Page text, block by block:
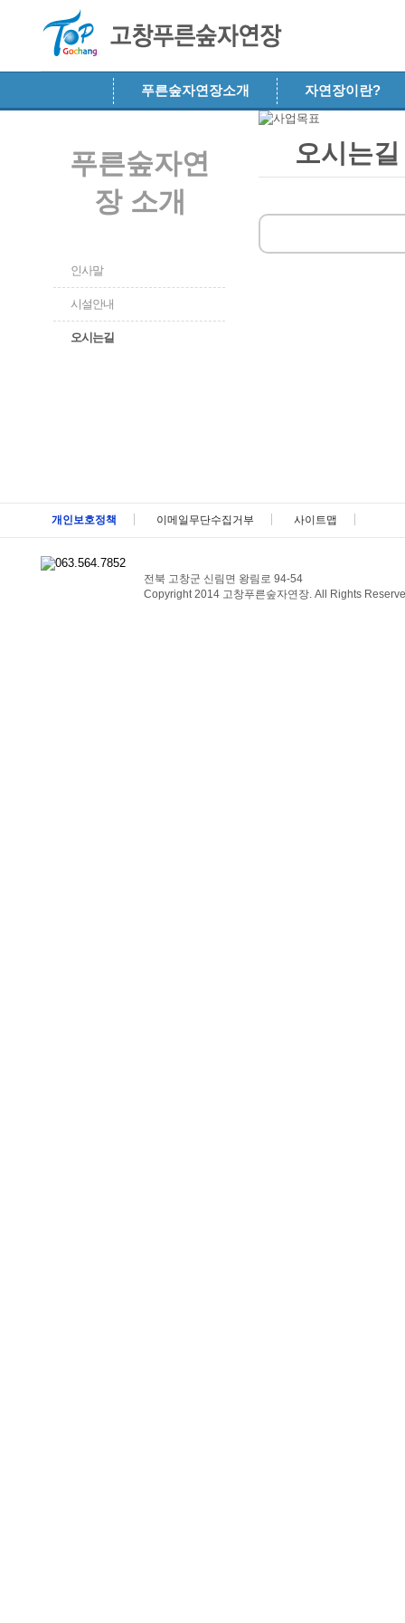
푸른숲자연장소개 자연장이란?
오시는길
푸른숲자연
장 소개
인사말
시설안내
오시는길
개인보호정책 이메일무단수집거부 사이트맵
전북 고창군 신림면 왕림로 94-54
Copyright 2014 고창푸른숲자연장. All Rights